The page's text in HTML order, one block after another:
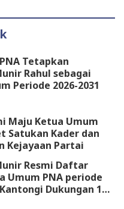
Tetapkan
Rahul sebagai
Periode 2026-2031
Maju Ketua Umum
Satukan Kader dan
Kejayaan Partai
Resmi Daftar
Umum PNA periode
Dukungan 18